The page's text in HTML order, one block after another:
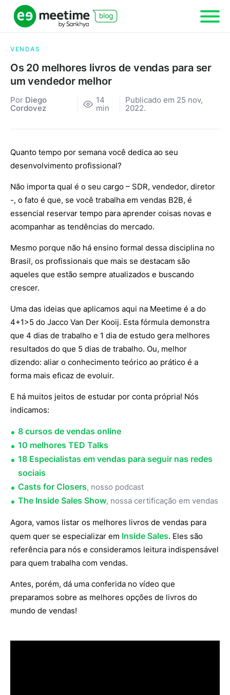
VENDAS
Os 20 melhores livros de vendas para ser
um vendedor melhor
Por Diego
Cordovez
14
min
Publicado em 25 nov,
2022.
Quanto tempo por semana você dedica ao seu
desenvolvimento profissional?
Não importa qual é o seu cargo – SDR, vendedor, diretor
-, o fato é que, se você trabalha em vendas B2B, é
essencial reservar tempo para aprender coisas novas e
acompanhar as tendências do mercado.
Mesmo porque não há ensino formal dessa disciplina no
Brasil, os profissionais que mais se destacam são
aqueles que estão sempre atualizados e buscando
crescer.
Uma das ideias que aplicamos aqui na Meetime é a do
4+1>5 do Jacco Van Der Kooij. Esta fórmula demonstra
que 4 dias de trabalho e 1 dia de estudo gera melhores
resultados do que 5 dias de trabalho. Ou, melhor
dizendo: aliar o conhecimento teórico ao prático é a
forma mais eficaz de evoluir.
E há muitos jeitos de estudar por conta própria! Nós
indicamos:
8 cursos de vendas online
10 melhores TED Talks
18 Especialistas em vendas para seguir nas redes
sociais
Casts for Closers, nosso podcast
The Inside Sales Show, nossa certificação em vendas
Agora, vamos listar os melhores livros de vendas para
quem quer se especializar em Inside Sales. Eles são
referência para nós e consideramos leitura indispensável
para quem trabalha com vendas.
Antes, porém, dá uma conferida no vídeo que
preparamos sobre as melhores opções de livros do
mundo de vendas!